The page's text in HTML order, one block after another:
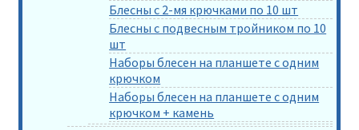
Блесны с 2-мя крючками по 10 шт
Блесны с подвесным тройником по 10
шт
Наборы блесен на планшете с одним
крючком
Наборы блесен на планшете с одним
крючком + камень